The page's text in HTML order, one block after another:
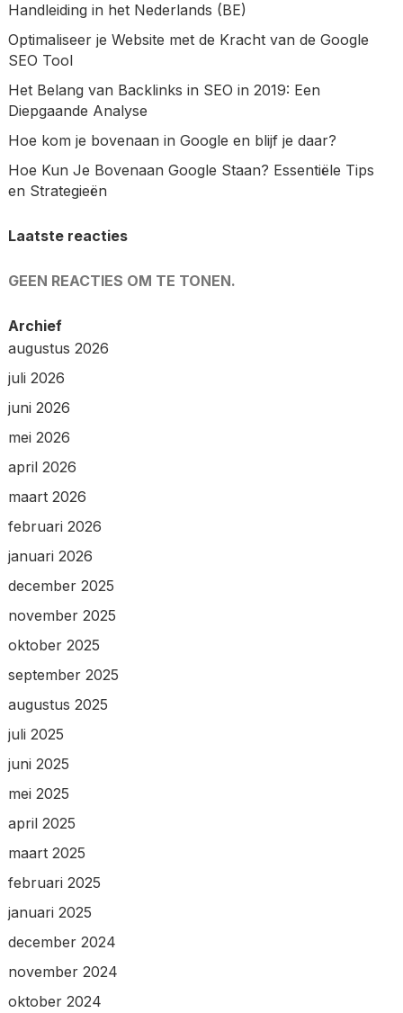
Handleiding in het Nederlands (BE)
Optimaliseer je Website met de Kracht van de Google
SEO Tool
Het Belang van Backlinks in SEO in 2019: Een
Diepgaande Analyse
Hoe kom je bovenaan in Google en blijf je daar?
Hoe Kun Je Bovenaan Google Staan? Essentiële Tips
en Strategieën
Laatste reacties
GEEN REACTIES OM TE TONEN.
Archief
augustus 2026
juli 2026
juni 2026
mei 2026
april 2026
maart 2026
februari 2026
januari 2026
december 2025
november 2025
oktober 2025
september 2025
augustus 2025
juli 2025
juni 2025
mei 2025
april 2025
maart 2025
februari 2025
januari 2025
december 2024
november 2024
oktober 2024